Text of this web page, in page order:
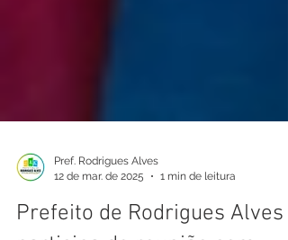
Pref. Rodrigues Alves